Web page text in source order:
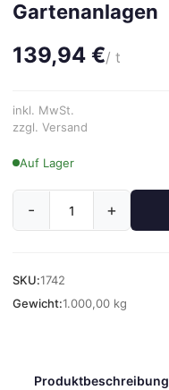
Gartenanlagen
139,94 €/ t
inkl. MwSt.
zzgl. Versand
Auf Lager
- +
SKU:1742
Gewicht:1.000,00 kg
Produktbeschreibung